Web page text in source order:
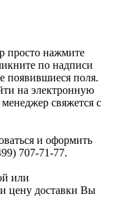
просто нажмите
по надписи
появившиеся поля.
на электронную
свяжется с
и оформить
707-71-77.
или
цену доставки Вы